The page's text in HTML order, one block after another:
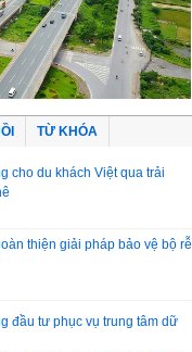
TỪ KHÓA
cho du khách Việt qua trải
thiện giải pháp bảo vệ bộ rễ